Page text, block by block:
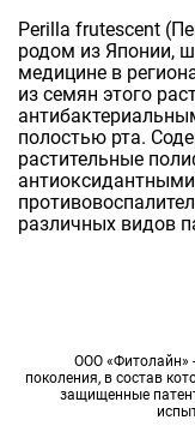
Perilla frutescent
родом из Японии,
медицине в
из семян этого
полостью рта.
растительные
различных видов
ООО «Фитолайн»
поколения, в состав
защищенные